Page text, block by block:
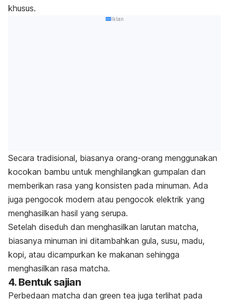
khusus.
Iklan
Secara tradisional, biasanya orang-orang menggunakan
kocokan bambu untuk menghilangkan gumpalan dan
memberikan rasa yang konsisten pada minuman. Ada
juga pengocok modern atau pengocok elektrik yang
menghasilkan hasil yang serupa.
Setelah diseduh dan menghasilkan larutan matcha,
biasanya minuman ini ditambahkan gula, susu, madu,
kopi, atau dicampurkan ke makanan sehingga
menghasilkan rasa matcha.
4. Bentuk sajian
Perbedaan matcha dan green tea juga terlihat pada